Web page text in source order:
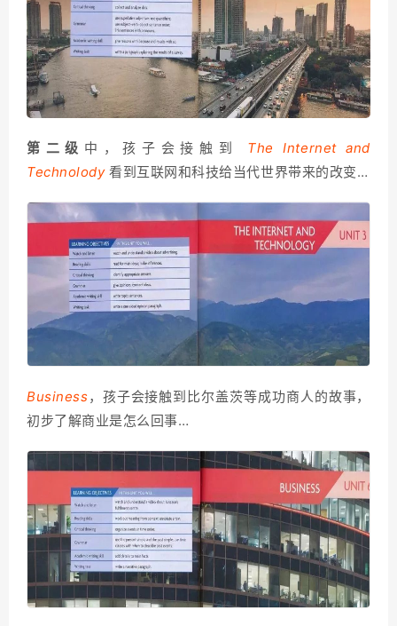
第二级 中，孩子会接触到 The Internet and
Technolody 看到互联网和科技给当代世界带来的改变…
Business，孩子会接触到比尔盖茨等成功商人的故事，
初步了解商业是怎么回事…